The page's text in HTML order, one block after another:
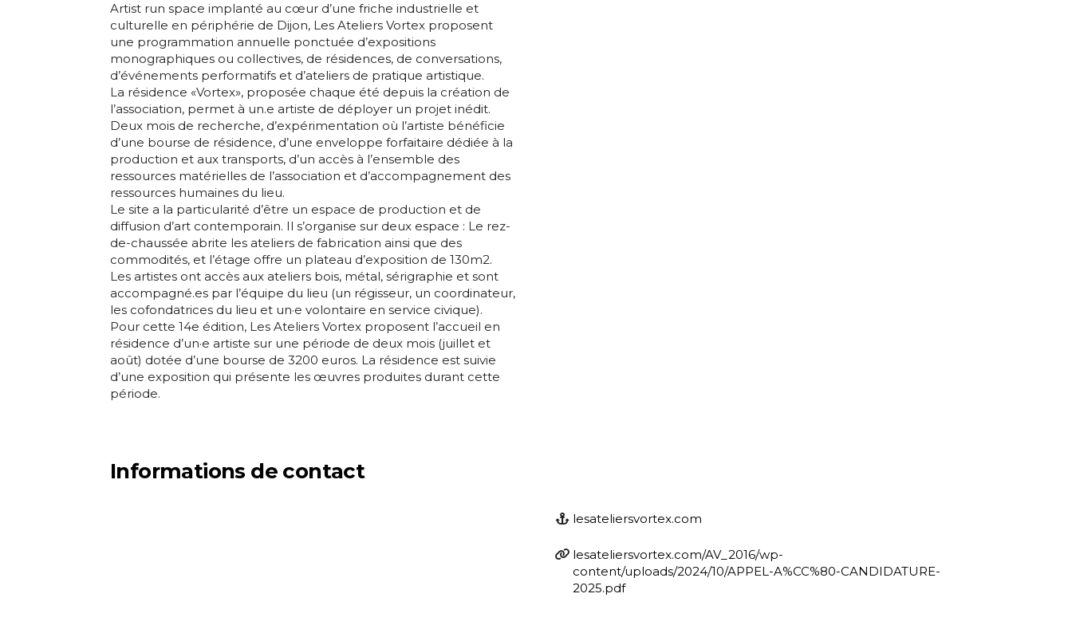
J'accepte lestermes et conditions
* Champ obligatoire
Statut / Organisation
J'accepte lestermes et conditions
* Champ obligatoire
Artist run space implanté au cœur d’une friche industrielle et
culturelle en périphérie de Dijon, Les Ateliers Vortex proposent
une programmation annuelle ponctuée d’expositions
monographiques ou collectives, de résidences, de conversations,
d’événements performatifs et d’ateliers de pratique artistique.
La résidence «Vortex», proposée chaque été depuis la création de
l’association, permet à un.e artiste de déployer un projet inédit.
Deux mois de recherche, d’expérimentation où l’artiste bénéficie
d’une bourse de résidence, d’une enveloppe forfaitaire dédiée à la
production et aux transports, d’un accès à l’ensemble des
ressources matérielles de l’association et d’accompagnement des
ressources humaines du lieu.
Le site a la particularité d’être un espace de production et de
diffusion d’art contemporain. Il s’organise sur deux espace : Le rez-
de-chaussée abrite les ateliers de fabrication ainsi que des
commodités, et l’étage offre un plateau d’exposition de 130m2.
Les artistes ont accès aux ateliers bois, métal, sérigraphie et sont
accompagné.es par l’équipe du lieu (un régisseur, un coordinateur,
les cofondatrices du lieu et un·e volontaire en service civique).
Pour cette 14e édition, Les Ateliers Vortex proposent l’accueil en
résidence d’un·e artiste sur une période de deux mois (juillet et
août) dotée d’une bourse de 3200 euros. La résidence est suivie
d’une exposition qui présente les œuvres produites durant cette
période.
Informations de contact
lesateliersvortex.com
lesateliersvortex.com/AV_2016/wp-
content/uploads/2024/10/APPEL-A%CC%80-CANDIDATURE-
2025.pdf